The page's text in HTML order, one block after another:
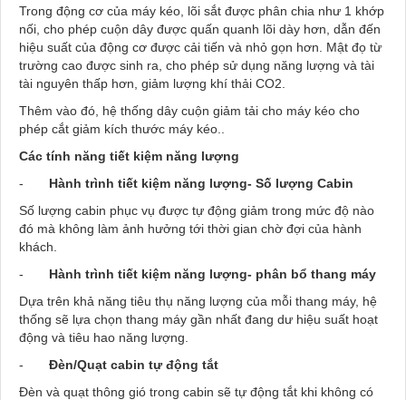
Trong động cơ của máy kéo, lõi sắt được phân chia như 1 khớp
nối, cho phép cuộn dây được quấn quanh lõi dày hơn, dẫn đến
hiệu suất của động cơ được cải tiến và nhỏ gọn hơn. Mật đọ từ
trường cao được sinh ra, cho phép sử dụng năng lượng và tài
tài nguyên thấp hơn, giảm lượng khí thải CO2.
Thêm vào đó, hệ thống dây cuộn giảm tải cho máy kéo cho
phép cắt giảm kích thước máy kéo..
Các tính năng tiết kiệm năng lượng
- Hành trình tiết kiệm năng lượng- Số lượng Cabin
Số lượng cabin phục vụ được tự động giảm trong mức độ nào
đó mà không làm ảnh hưởng tới thời gian chờ đợi của hành
khách.
- Hành trình tiết kiệm năng lượng- phân bổ thang máy
Dựa trên khả năng tiêu thụ năng lượng của mỗi thang máy, hệ
thống sẽ lựa chọn thang máy gần nhất đang dư hiệu suất hoạt
động và tiêu hao năng lượng.
- Đèn/Quạt cabin tự động tắt
Đèn và quạt thông gió trong cabin sẽ tự động tắt khi không có